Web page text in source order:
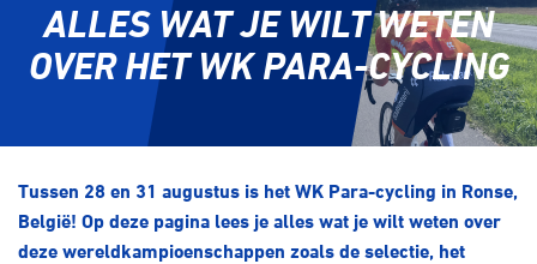
Kenniscentrum
Magazine
ALLES WAT JE WILT WETEN
OVER HET WK PARA-CYCLING
Tussen 28 en 31 augustus is het WK Para-cycling in Ronse,
België! Op deze pagina lees je alles wat je wilt weten over
deze wereldkampioenschappen zoals de selectie, het
E-Racing
Kunstwielrijden ID-Cycling
Baanwielrennen Strandrace